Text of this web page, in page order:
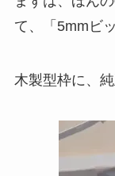
て、「5mmビ
木製型枠に、